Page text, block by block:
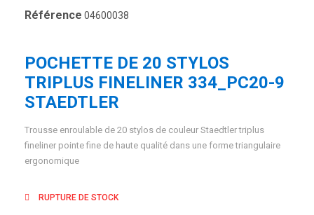
Référence 04600038
POCHETTE DE 20 STYLOS
TRIPLUS FINELINER 334_PC20-9
STAEDTLER
Trousse enroulable de 20 stylos de couleur Staedtler triplus
fineliner pointe fine de haute qualité dans une forme triangulaire
ergonomique
RUPTURE DE STOCK